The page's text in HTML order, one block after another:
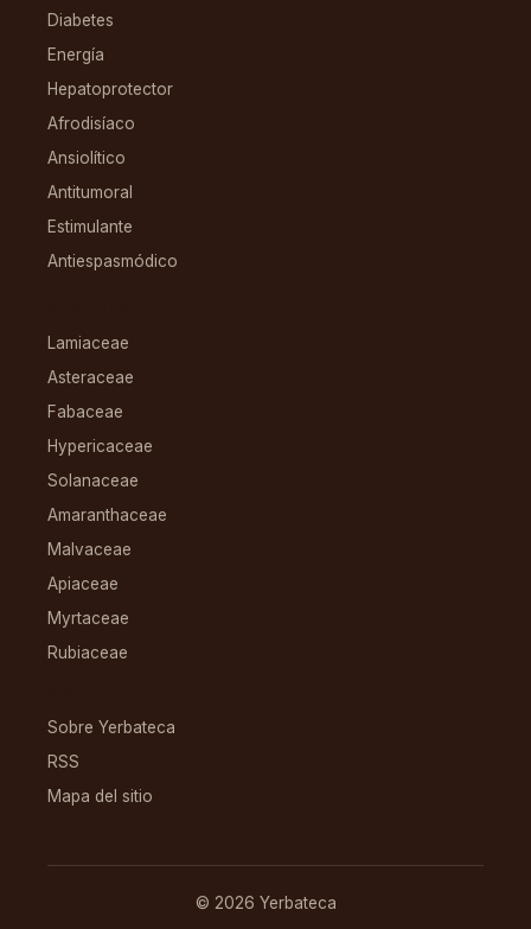
Diabetes
Energía
Hepatoprotector
Afrodisíaco
Ansiolítico
Antitumoral
Estimulante
Antiespasmódico
Lamiaceae
Asteraceae
Fabaceae
Hypericaceae
Solanaceae
Amaranthaceae
Malvaceae
Apiaceae
Myrtaceae
Rubiaceae
Sobre Yerbateca
RSS
Mapa del sitio
© 2026 Yerbateca